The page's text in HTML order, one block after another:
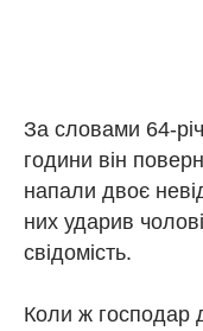
За словами 64-
години він
напали двоє
них ударив
свідомість.
Коли ж господар